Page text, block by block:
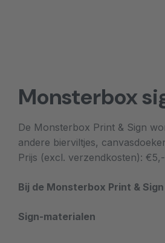
Monsterbox
De Monsterbox Print & Sign
andere bierviltjes,
Prijs (excl. verzendkosten): €5,-
Bij de Monsterbox Print &
Sign-materialen